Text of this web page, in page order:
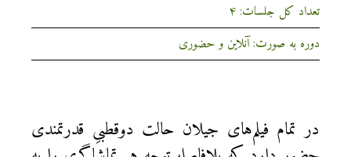
تعداد کل جلسات: ۴
دوره به صورت: آنلاین و حضوری
در تمام فیلم‌های جیلان حالت دوقطبیِ قدرتمندی